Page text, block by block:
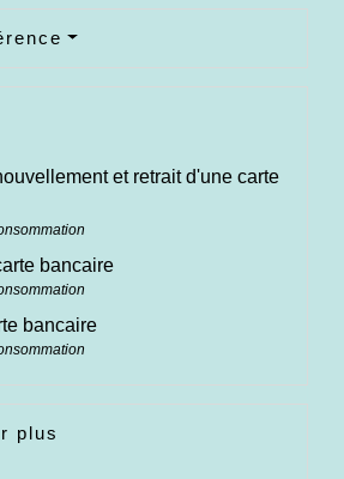
et retrait d'une carte
bancaire
bancaire
plus